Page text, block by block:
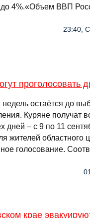
до 4%.«Объем ВВП
23:40,
проголосовать
остаётся до
Куряне получат
дней – с 9 по 11
жителей областного
голосование.
крае